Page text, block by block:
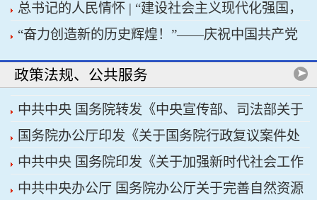
改革发展开创新局面
祝中国共产党成立105周年大会上的讲话》
总书记的人民情怀 | “建设社会主义现代化强国，
关键在科技自立自强”
“奋力创造新的历史辉煌！”——庆祝中国共产党
成立105周年大会侧记
政策法规、公共服务
中共中央 国务院转发《中央宣传部、司法部关于
开展法治宣传教育的第九个五年规划（2026——
2030年）》
国务院办公厅印发《关于国务院行政复议案件处
理程序的若干规定》
中共中央 国务院印发《关于加强新时代社会工作
的意见》
中共中央办公厅 国务院办公厅关于完善自然资源